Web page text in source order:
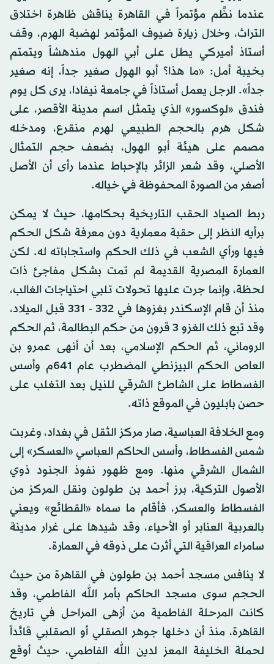
عندما نظَّم مؤتمراً في القاهرة يناقش ظاهرة اختلاق
التراث، وخلال زيارة ضيوف المؤتمر لهضبة الهرم، وقف
أستاذ أميركي يطل على أبي الهول مندهشاً ويتمتم
بخيبة أمل: «ما هذا؟ أبو الهول صغير جداً، إنه صغير
جداً». الرجل يعمل أستاذاً في جامعة نيفادا، يرى كل يوم
فندق «لوكسور» الذي يتمثل اسم مدينة الأقصر، على
شكل هرم بالحجم الطبيعي لهرم منقرع، ومدخله
مصمم على هيئة أبو الهول، بضعف حجم التمثال
الأصلي، وقد شعر الزائر بالإحباط عندما رأى أن الأصل
أصغر من الصورة المحفوظة في خياله.
ربط الصياد الحقب التاريخية بحكامها، حيث لا يمكن
برأيه النظر إلى حقبة معمارية دون معرفة شكل الحكم
فيها ورأي الشعب في ذلك الحكم واستجاباته له. لكن
العمارة المصرية القديمة لم تمت بشكل مفاجئ ذات
لحظة، وإنما جرت عليها تحولات تلبي احتياجات الغالب،
منذ أن قام الإسكندر بغزوها في 332 - 331 قبل الميلاد،
وقد تبع ذلك الغزو 3 قرون من حكم البطالمة، ثم الحكم
الروماني، ثم الحكم الإسلامي، بعد أن أنهى عمرو بن
العاص الحكم البيزنطي المضطرب عام 641م وأسس
الفسطاط على الشاطئ الشرقي للنيل بعد التغلب على
حصن بابليون في الموقع ذاته.
ومع الخلافة العباسية، صار مركز الثقل في بغداد، وغربت
شمس الفسطاط، وأسس الحاكم العباسي «العسكر» إلى
الشمال الشرقي منها. ومع ظهور نفوذ الجنود ذوي
الأصول التركية، برز أحمد بن طولون ونقل المركز من
الفسطاط والعسكر، فأقام ما سماه «القطائع» ويعني
بالعربية العنابر أو الأحياء، وقد شيدها على غرار مدينة
سامراء العراقية التي أثرت على ذوقه في العمارة.
لا ينافس مسجد أحمد بن طولون في القاهرة من حيث
الحجم سوى مسجد الحاكم بأمر الله الفاطمي، وقد
كانت المرحلة الفاطمية من أزهى المراحل في تاريخ
القاهرة، منذ أن دخلها جوهر الصقلي أو الصقلبي قائداً
لحملة الخليفة المعز لدين الله الفاطمي، حيث أوقع